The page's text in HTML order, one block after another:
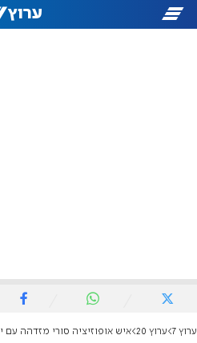
ערוץ 7 ערוץ 20 איש אופוזיציה סורי מזדהה עם